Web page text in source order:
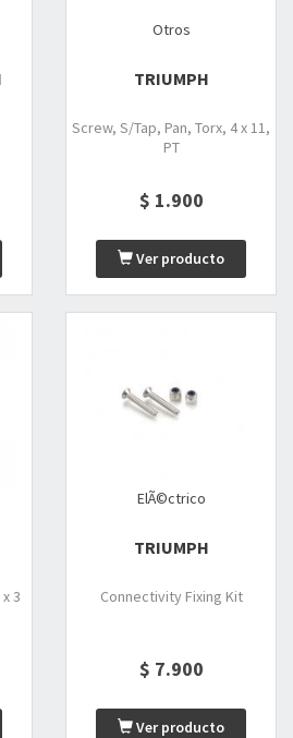
Otros
TRIUMPH
Screw, S/Tap, Pan, Torx, 4 x 11,
PT
$ 1.900
Ver producto
3
ElÃ©ctrico
TRIUMPH
Connectivity Fixing Kit
$ 7.900
Ver producto